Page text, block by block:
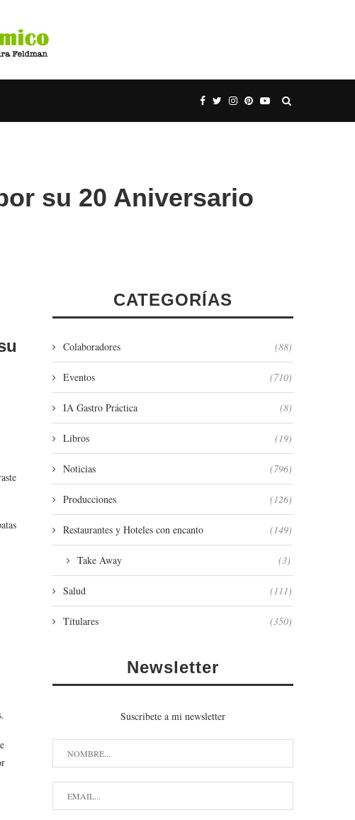
su 20 Aniversario
CATEGORÍAS
Colaboradores (88)
Eventos (710)
IA Gastro Práctica (8)
Libros (19)
Noticias (796)
Producciones (126)
Restaurantes y Hoteles con encanto (149)
Take Away (3)
Salud (111)
Titulares (350)
Newsletter
Suscribete a mi newsletter